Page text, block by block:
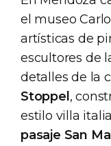
el museo
artísticas de
escultores de
detalles de la
Stoppel ,
estilo villa
pasaje San